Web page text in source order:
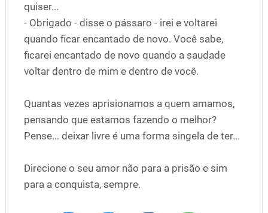
quiser...
- Obrigado - disse o pássaro - irei e voltarei
quando ficar encantado de novo. Você sabe,
ficarei encantado de novo quando a saudade
voltar dentro de mim e dentro de você.
Quantas vezes aprisionamos a quem amamos,
pensando que estamos fazendo o melhor?
Pense... deixar livre é uma forma singela de ter...
Direcione o seu amor não para a prisão e sim
para a conquista, sempre.